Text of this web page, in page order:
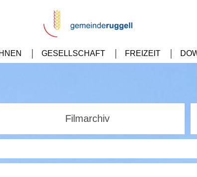
GESELLSCHAFT FREIZEIT
Filmarchiv